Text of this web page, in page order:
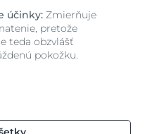
účinky: Zmierňuje
pretože
teda obzvlášť
pokožku.